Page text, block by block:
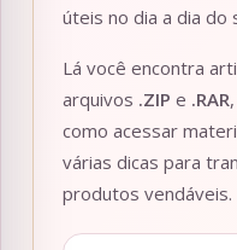
úteis no dia a dia do
Lá você encontra
arquivos .ZIP e .RAR
como acessar
várias dicas para
produtos vendáveis.